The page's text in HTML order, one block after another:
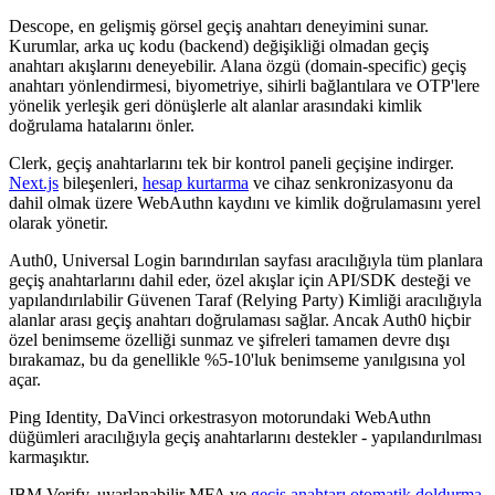
Descope, en gelişmiş görsel geçiş anahtarı deneyimini sunar.
Kurumlar, arka uç kodu (backend) değişikliği olmadan geçiş
anahtarı akışlarını deneyebilir. Alana özgü (domain-specific) geçiş
anahtarı yönlendirmesi, biyometriye, sihirli bağlantılara ve OTP'lere
yönelik yerleşik geri dönüşlerle alt alanlar arasındaki kimlik
doğrulama hatalarını önler.
Clerk, geçiş anahtarlarını tek bir kontrol paneli geçişine indirger.
Next.js bileşenleri, hesap kurtarma ve cihaz senkronizasyonu da
dahil olmak üzere WebAuthn kaydını ve kimlik doğrulamasını yerel
olarak yönetir.
Auth0, Universal Login barındırılan sayfası aracılığıyla tüm planlara
geçiş anahtarlarını dahil eder, özel akışlar için API/SDK desteği ve
yapılandırılabilir Güvenen Taraf (Relying Party) Kimliği aracılığıyla
alanlar arası geçiş anahtarı doğrulaması sağlar. Ancak Auth0 hiçbir
özel benimseme özelliği sunmaz ve şifreleri tamamen devre dışı
bırakamaz, bu da genellikle %5-10'luk benimseme yanılgısına yol
açar.
Ping Identity, DaVinci orkestrasyon motorundaki WebAuthn
düğümleri aracılığıyla geçiş anahtarlarını destekler - yapılandırılması
karmaşıktır.